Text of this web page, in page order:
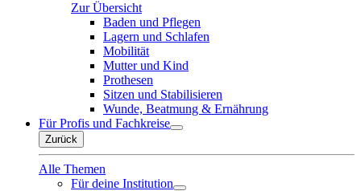
Zur Übersicht
Baden und Pflegen
Lagern und Schlafen
Mobilität
Mutter und Kind
Prothesen
Sitzen und Stabilisieren
Wunde, Beatmung & Ernährung
Für Profis und Fachkreise
Zurück
Alle Themen
Für deine Institution